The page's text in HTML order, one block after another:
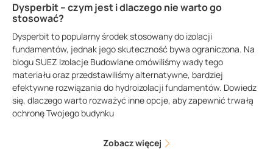
Dysperbit – czym jest i dlaczego nie warto go
stosować?
Dysperbit to popularny środek stosowany do izolacji
fundamentów, jednak jego skuteczność bywa ograniczona. Na
blogu SUEZ Izolacje Budowlane omówiliśmy wady tego
materiału oraz przedstawiliśmy alternatywne, bardziej
efektywne rozwiązania do hydroizolacji fundamentów. Dowiedz
się, dlaczego warto rozważyć inne opcje, aby zapewnić trwałą
ochronę Twojego budynku
Zobacz więcej